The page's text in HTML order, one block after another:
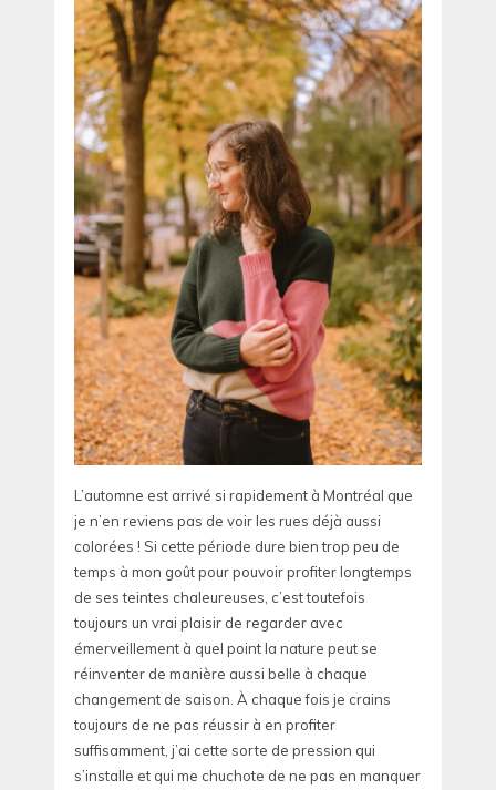
L’automne est arrivé si rapidement à Montréal que
je n’en reviens pas de voir les rues déjà aussi
colorées ! Si cette période dure bien trop peu de
temps à mon goût pour pouvoir profiter longtemps
de ses teintes chaleureuses, c’est toutefois
toujours un vrai plaisir de regarder avec
émerveillement à quel point la nature peut se
réinventer de manière aussi belle à chaque
changement de saison. À chaque fois je crains
toujours de ne pas réussir à en profiter
suffisamment, j’ai cette sorte de pression qui
s’installe et qui me chuchote de ne pas en manquer